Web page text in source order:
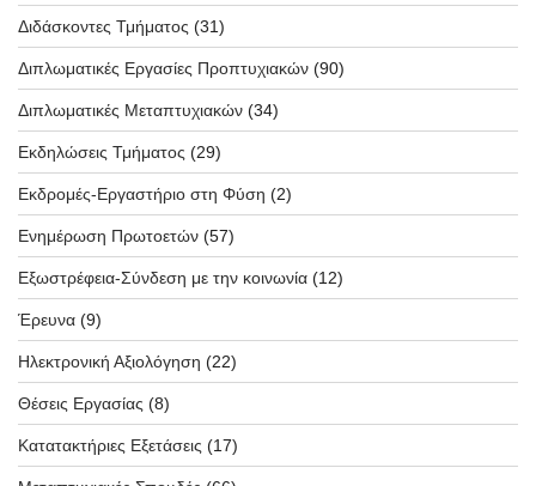
Διδάσκοντες Τμήματος (31)
Διπλωματικές Εργασίες Προπτυχιακών (90)
Διπλωματικές Μεταπτυχιακών (34)
Εκδηλώσεις Τμήματος (29)
Εκδρομές-Εργαστήριο στη Φύση (2)
Ενημέρωση Πρωτοετών (57)
Εξωστρέφεια-Σύνδεση με την κοινωνία (12)
Έρευνα (9)
Ηλεκτρονική Αξιολόγηση (22)
Θέσεις Εργασίας (8)
Κατατακτήριες Εξετάσεις (17)